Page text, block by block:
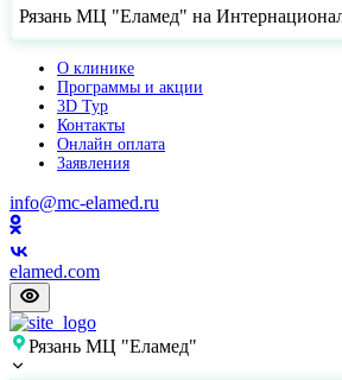
Рязань МЦ "Еламед" на
О клинике
Программы и акции
3D Тур
Контакты
Онлайн оплата
Заявления
info@mc-elamed.ru
elamed.com
Рязань МЦ "Еламед"